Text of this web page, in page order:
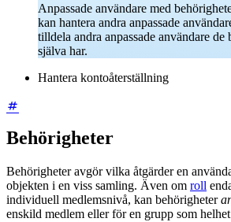
Anpassade användare med
kan hantera andra anpassade
tilldela andra anpassade användare de
själva har.
Hantera kontoåterställning
Behörigheter
Behörigheter avgör vilka åtgärder en
objekten i en viss samling. Även om roll
individuell medlemsnivå, kan behörigheter
enskild medlem eller för en grupp som